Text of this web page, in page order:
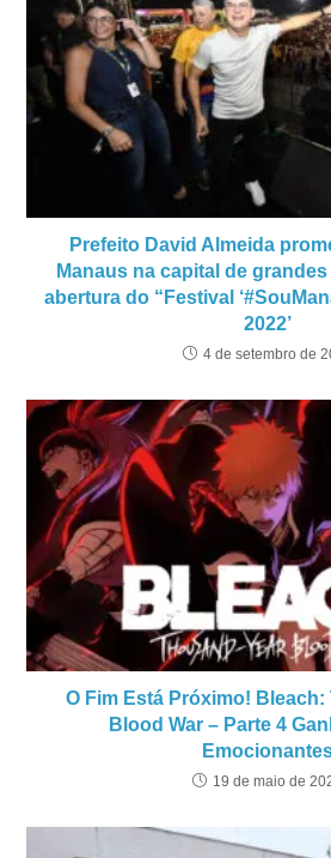
Prefeito David Almeida
Manaus na capital de
abertura do “Festival
2022’
4 de setembro de
O Fim Está Próximo!
Blood War – Parte 4
19 de maio de